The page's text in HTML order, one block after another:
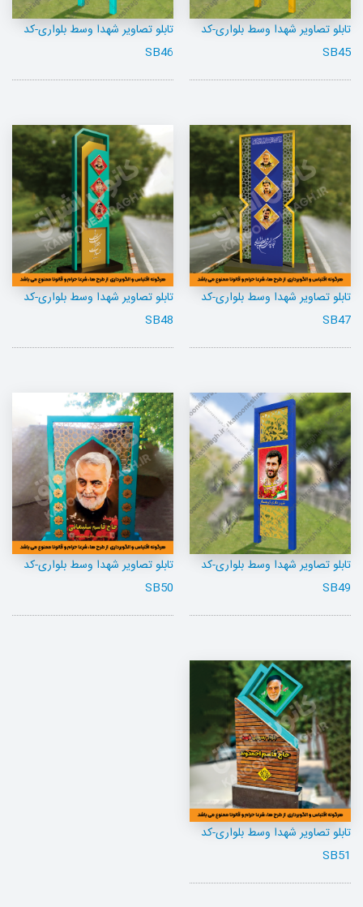
تابلو تصاویر شهدا وسط بلواری-کد
SB45
تابلو تصاویر شهدا وسط بلواری-کد
SB46
تابلو تصاویر شهدا وسط بلواری-کد
SB47
تابلو تصاویر شهدا وسط بلواری-کد
SB48
تابلو تصاویر شهدا وسط بلواری-کد
SB49
تابلو تصاویر شهدا وسط بلواری-کد
SB50
تابلو تصاویر شهدا وسط بلواری-کد
SB51